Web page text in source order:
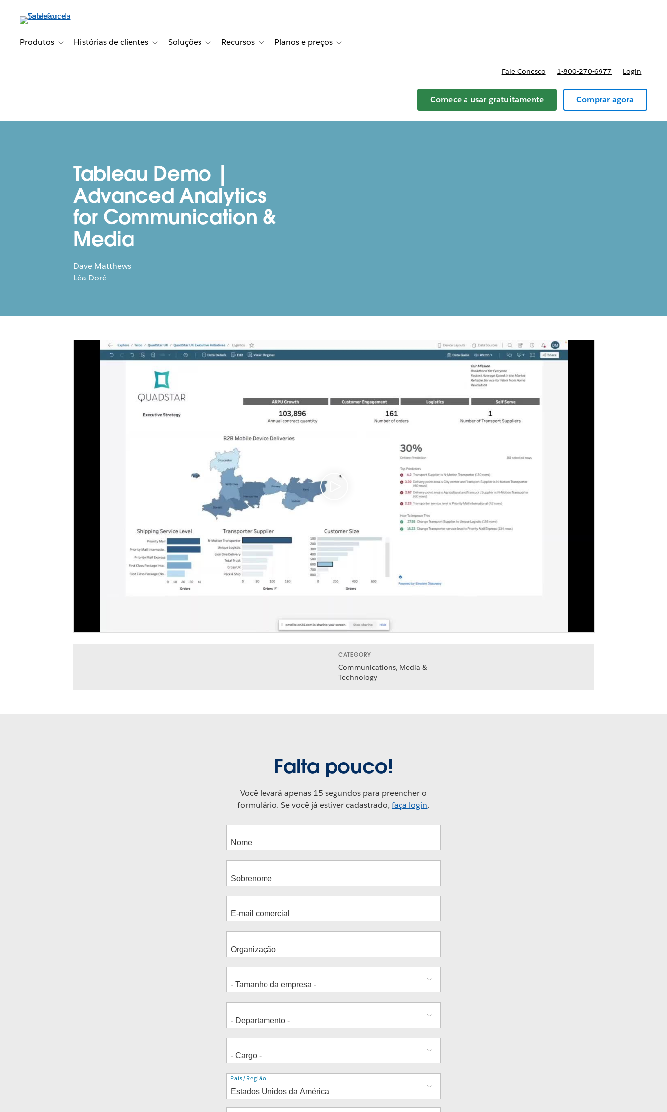
conteúdoProdutos Toggle sub-navigation for Produtos
Histórias de clientes Toggle sub-navigation for Histórias de clientes
Soluções Toggle sub-navigation for Soluções
Recursos Toggle sub-navigation for Recursos
Planos e preços Toggle sub-navigation for Planos e preços
Fale Conosco 1-800-270-6977 Login
Comece a usar gratuitamente Comprar agora
Tableau Demo |
Advanced Analytics
for Communication &
Media
Dave Matthews
Léa Doré
CATEGORY
Communications, Media &
Technology
Falta pouco!
Você levará apenas 15 segundos para preencher o
formulário. Se você já estiver cadastrado,faça login.
Endereço
País/Região